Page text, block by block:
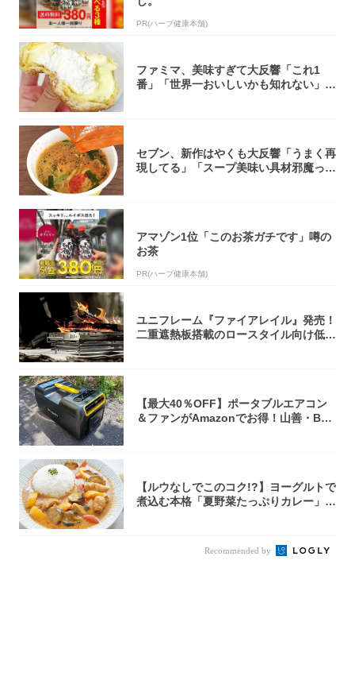
PR(ハーブ健康本舗)
ファミマ、美味すぎて大反響「これ1
番」「世界一おいしいかも知れない」
セブン、新作はやくも大反響「うまく再
現してる」「スープ美味い具材邪魔って
アマゾン1位「このお茶ガチです」噂の
お茶
PR(ハーブ健康本舗)
ユニフレーム『ファイアレイル』発売！
二重遮熱板搭載のロースタイル向け低型
【最大40％OFF】ポータブルエアコン
＆ファンがAmazonでお得！山善・Bo
【ルウなしでこのコク!?】ヨーグルトで
煮込む本格「夏野菜たっぷりカレー」作
Recommended by